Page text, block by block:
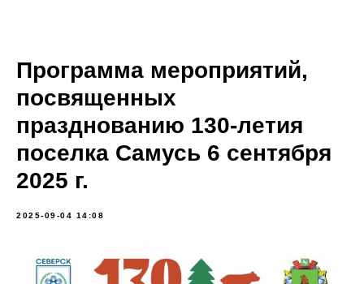
Программа мероприятий,
посвященных
празднованию 130-летия
поселка Самусь 6 сентября
2025 г.
2025-09-04 14:08